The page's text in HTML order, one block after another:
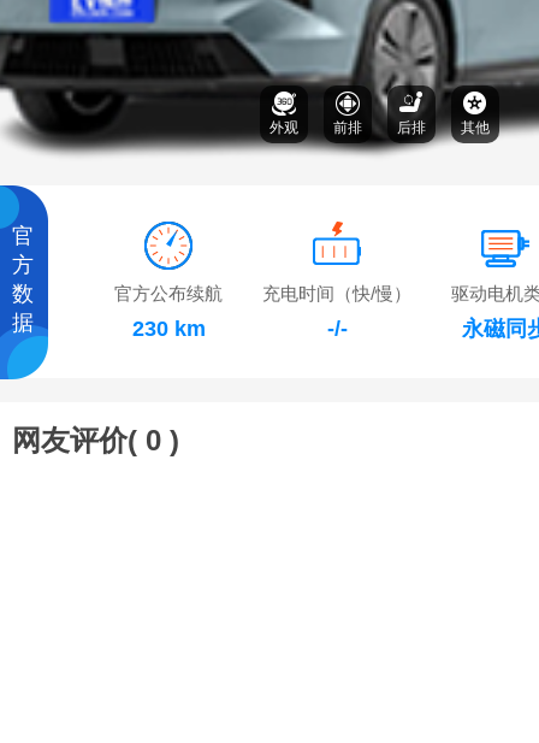
外观 前排 后排 其他
官
方
数
据
官方公布续航
230 km
充电时间（快/慢）
-/-
驱动电机
永磁同
网友评价( 0 )